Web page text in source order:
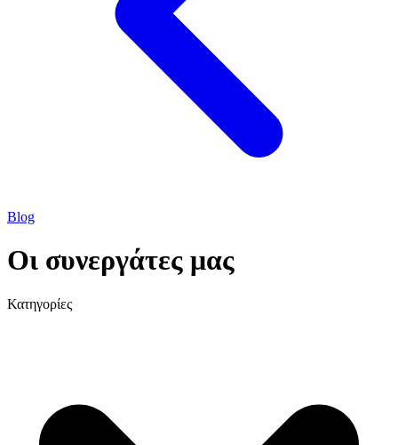
Blog
Οι συνεργάτες μας
Κατηγορίες